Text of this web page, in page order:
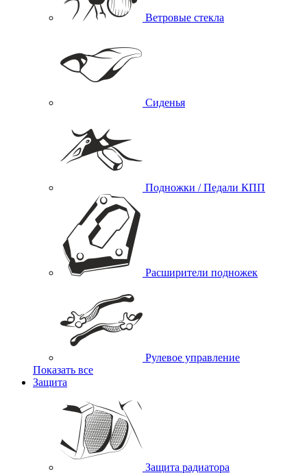
Ветровые стекла
Сиденья
Подножки / Педали КПП
Расширители подножек
Рулевое управление
Показать все
Защита
Защита радиатора